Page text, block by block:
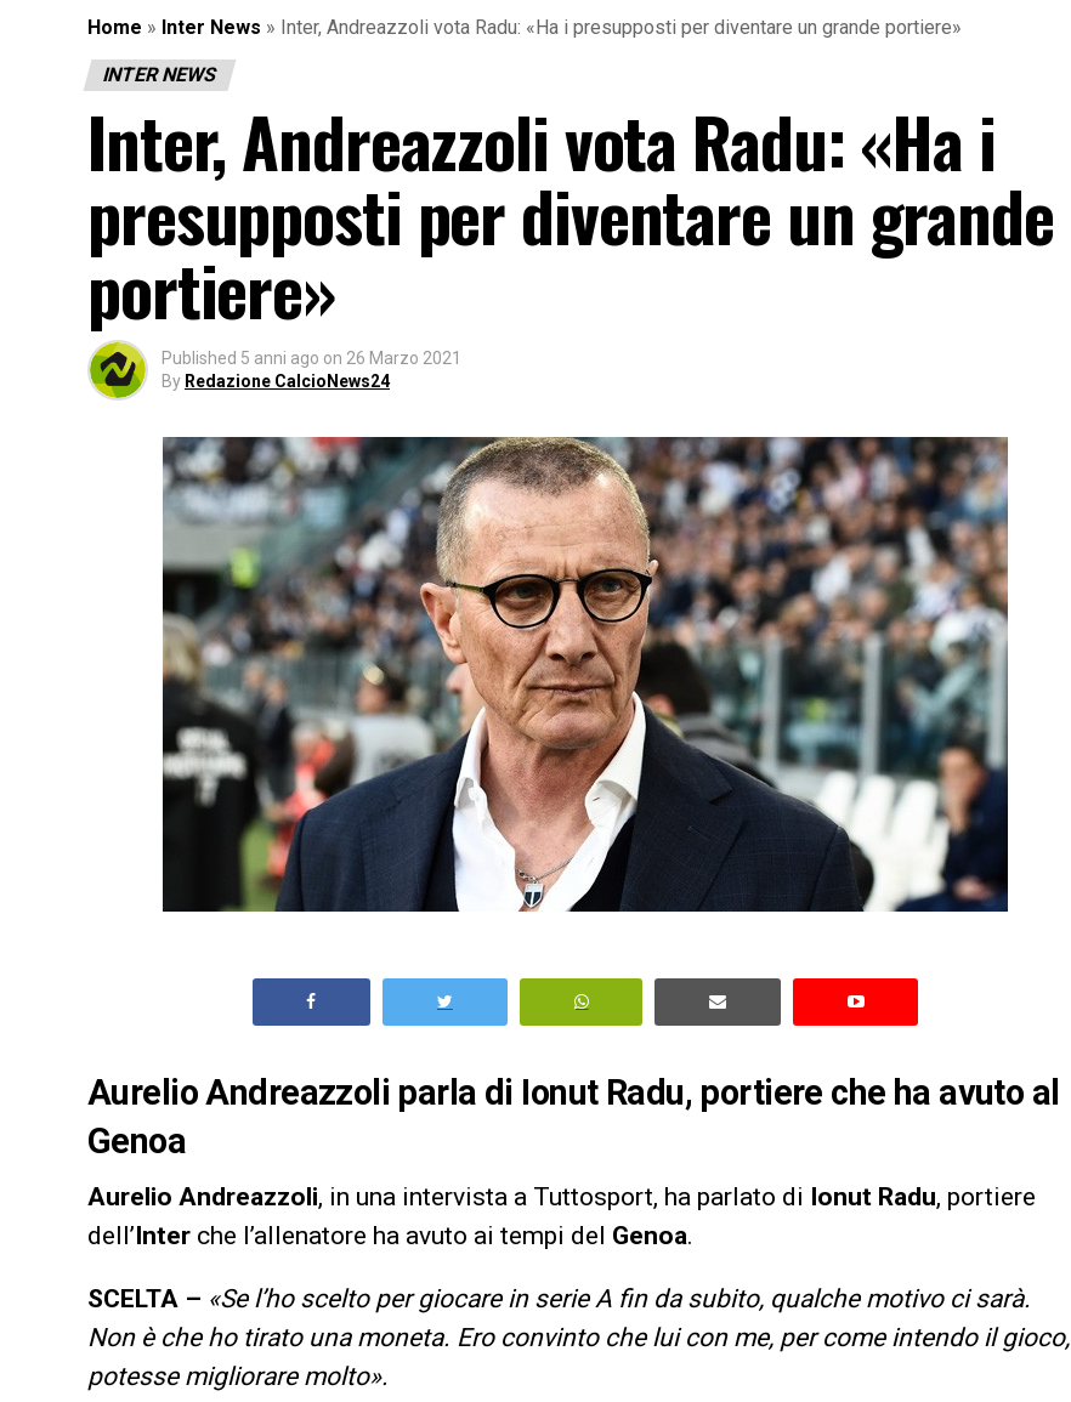
Home » Inter News » Inter, Andreazzoli vota Radu: «Ha i presupposti per diventare un grande portiere»
INTER NEWS
Inter, Andreazzoli vota Radu: «Ha i
presupposti per diventare un grande
portiere»
Published 5 anni ago on 26 Marzo 2021
By Redazione CalcioNews24
Aurelio Andreazzoli parla di Ionut Radu, portiere che ha avuto al
Genoa
Aurelio Andreazzoli, in una intervista a Tuttosport, ha parlato di Ionut Radu, portiere
dell’Inter che l’allenatore ha avuto ai tempi del Genoa.
SCELTA – «Se l’ho scelto per giocare in serie A fin da subito, qualche motivo ci sarà.
Non è che ho tirato una moneta. Ero convinto che lui con me, per come intendo il gioco,
potesse migliorare molto».